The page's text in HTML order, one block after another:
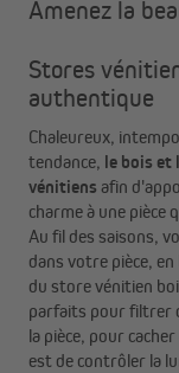
Amenez la
Stores
authentique
Chaleureux,
tendance, le bois et
vénitiens afin
charme à une pièce
Au fil des saisons,
dans votre pièce,
du store vénitien
parfaits pour filtrer
la pièce, pour
est de contrôler la